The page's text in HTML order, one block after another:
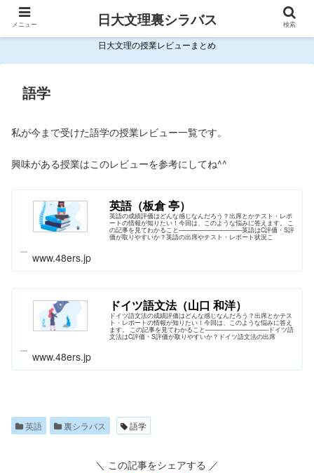
日大文理の授業レビューまとめ
語学
私が今まで受けた語学の授業レビュー一覧です。
興味がある授業はこのレビューを参考にしてね^^
英語（板倉 亭）
英語の成績評価はどんな感じなんだろう？出席とかテスト・レポ
ートの情報が知りたい！今回は、このような悩みに答えます。 こ
の記事を見てわかること───────────────英語はC評価・S評
価が取りやすいか？英語の出席やテスト・レポート状況こ
www.48ers.jp
ドイツ語文法（山口 和洋）
ドイツ語文法の成績評価はどんな感じなんだろう？出席とかテス
ト・レポートの情報が知りたい！今回は、このような悩みに答え
ます。 この記事を見てわかること───────────────ドイツ語
文法はC評価・S評価が取りやすいか？ドイツ語文法の出席
www.48ers.jp
英語 裏シラバス 語学
＼ この記事をシェアする ／
メニュー 日大文理裏シラバス 検索